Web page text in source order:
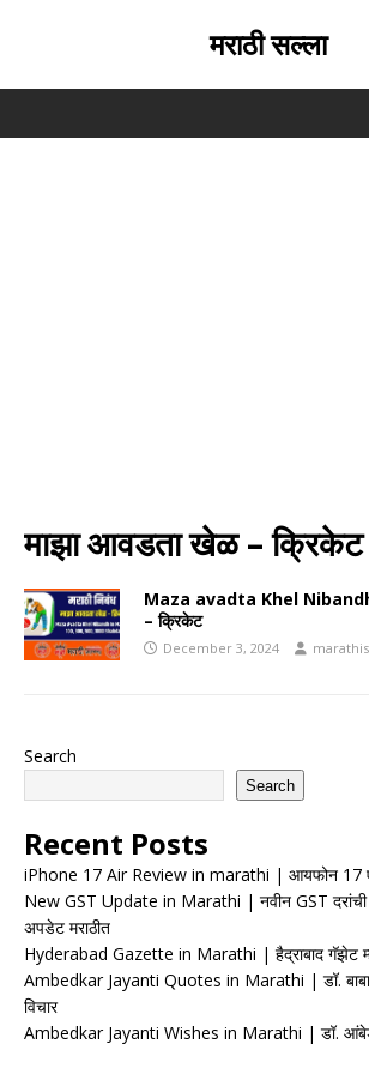
मराठी सल्ला
माझा आवडता खेळ –
Maza avadta Khel
– क्रिकेट
December 3, 2024
Search
Search
Recent Posts
iPhone 17 Air Review in marathi | आयफोन 17
New GST Update in Marathi | नवीन GST दरांची
अपडेट मराठीत
Hyderabad Gazette in Marathi | हैद्राबाद गॅझेट
Ambedkar Jayanti Quotes in Marathi | डॉ.
विचार
Ambedkar Jayanti Wishes in Marathi | डॉ.